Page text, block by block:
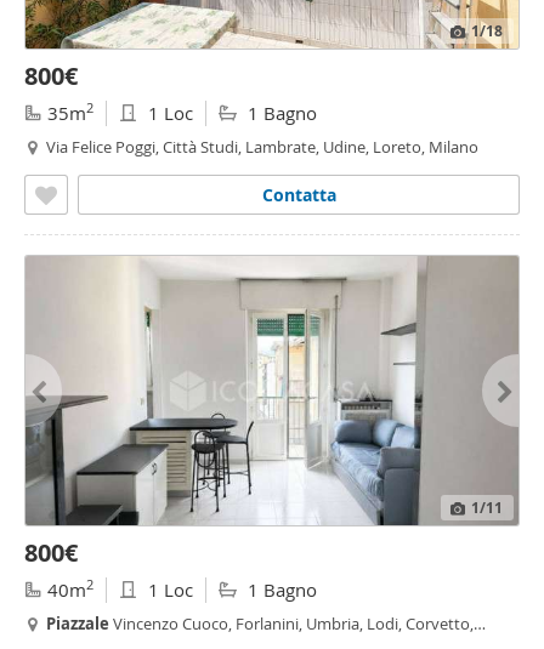
1/18
800€
35m2 1 Loc 1 Bagno
Via Felice Poggi, Città Studi, Lambrate, Udine, Loreto, Milano
Contatta
1/11
800€
40m2 1 Loc 1 Bagno
Piazzale Vincenzo Cuoco, Forlanini, Umbria, Lodi, Corvetto,